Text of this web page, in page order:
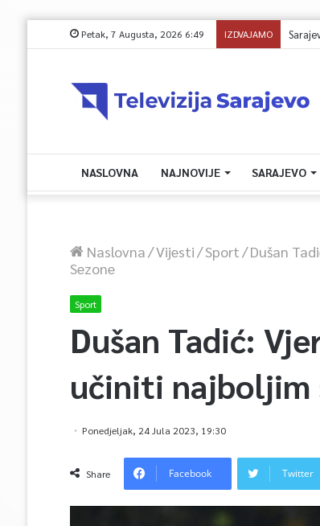
Petak, 7 Augusta, 2026 6:49 IZDVAJAMO
NASLOVNA NAJNOVIJE SARAJEVO
Naslovna/Vijesti/Sport/Dušan
Sezone
Sport
Dušan Tadić:
učiniti najboljim
Ponedjeljak, 24 Jula 2023, 19:30
Share Facebook Twitter